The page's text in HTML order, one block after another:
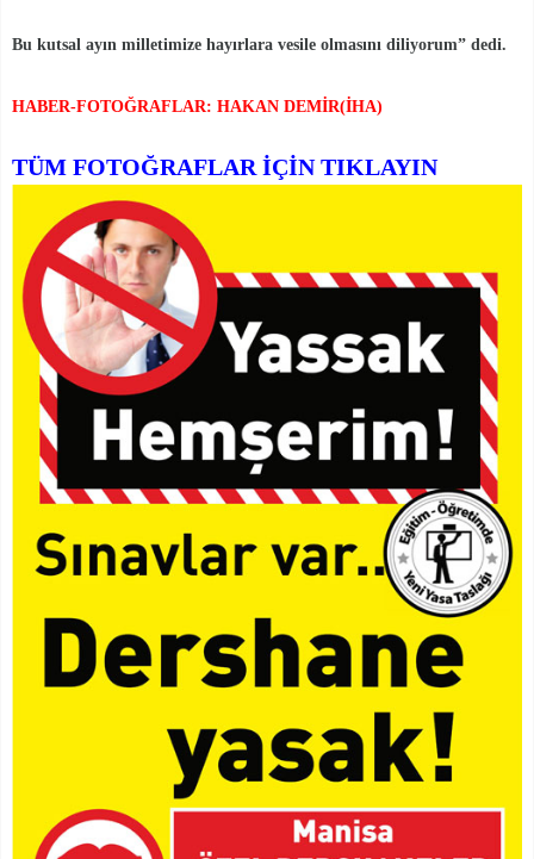
Bu kutsal ayın milletimize hayırlara vesile olmasını diliyorum” dedi.
HABER-FOTOĞRAFLAR: HAKAN DEMİR(İHA)
TÜM FOTOĞRAFLAR İÇİN TIKLAYIN